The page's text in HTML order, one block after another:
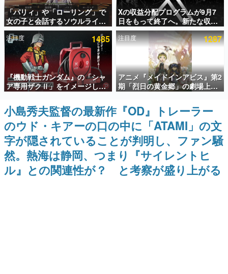
アプリセール情報
インタビュー
連載・特集一覧
殿堂入り記事
SNS拡散数が数千以上！ ページビュー数万以上！ などな
ど。多くの人々に読まれた、電ファミ渾身の“殿堂入り”記
事をまとめました。
ゲームの企画書
名作ゲームクリエイターの方々に製作時のエピソードをお
聞きし、ヒットする企画（ゲーム）とは何か？を探ってい
きます。
赫本
この物語を解いてはいけない。『赫本』は、〈試験問題〉
の形をした短編ホラー小説集です。
「パリィ」や「ローリング」で
女の子と会話するソウルライク
恋愛ゲーム『小早川さんはソウ
ルライク』無料公開。返事に失
敗すると「YOU DIED」
Xの収益分配プログラムが9月7
日をもって終了へ。新たな収益
化制度「Original Content
Rewards Program」を発表
注目度 1485
『機動戦士ガンダム』の「シャ
ア専用ザクⅡ」をイメージした
散水ホースリールが予約開始。
本体にはシャアのパーソナルマ
ークやジオン公国軍のエンブレ
ム、型式番号などを配置
注目度 1287
アニメ『メイドインアビス』第2
期「烈日の黄金郷」の劇場上映
が決定！レグ役・伊瀬茉莉也さ
んらが登壇する舞台挨拶も実施
小島秀夫監督の最新作『OD』トレーラー
のウド・キアーの口の中に「ATAMI」の文
字が隠されていることが判明し、ファン騒
然。熱海は静岡、つまり『サイレントヒ
ル』との関連性が？ と考察が盛り上がる